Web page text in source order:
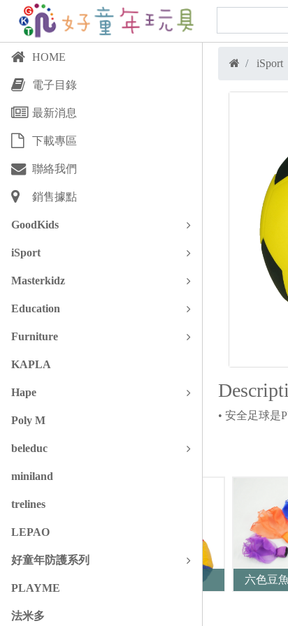
HOME
電子目錄
最新消息
下載專區
聯絡我們
銷售據點
GoodKids
iSport
Masterkidz
Education
Furniture
KAPLA
Hape
Poly M
beleduc
miniland
trelines
LEPAO
好童年防護系列
PLAYME
法米多
iSport
• 安全足球是
六色豆